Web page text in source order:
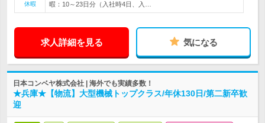
休暇
暇：10～23日分（入社時4日、入…
求人詳細を見る 気になる
日本コンベヤ株式会社 | 海外でも実績多数！
★兵庫★【物流】大型機械トップクラス/年休130日/第二新卒歓
迎